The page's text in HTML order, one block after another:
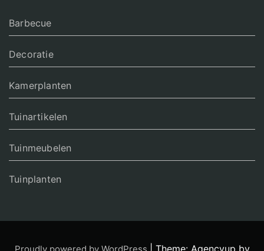
Barbecue
Decoratie
Kamerplanten
Tuinartikelen
Tuinmeubelen
Tuinplanten
Proudly powered by WordPress Theme: Agencyup by